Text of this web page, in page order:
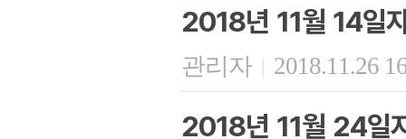
2018년 11월 14일
관리자 | 2018.11.26
2018년 11월 24일